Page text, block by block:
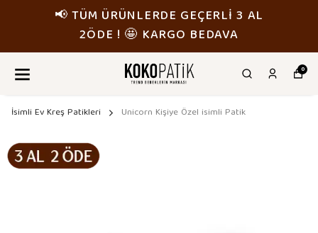
📢 TÜM ÜRÜNLERDE GEÇERLİ 3 AL
2ÖDE ! 🤩 KARGO BEDAVA
0
İsimli Ev Kreş Patikleri Unicorn Kişiye Özel isimli Patik